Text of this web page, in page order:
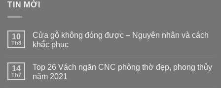
TIN MỚI
10
Th8
Cửa gỗ không đóng được – Nguyên nhân và cách
khắc phục
bình
luận
ở
14
Th7
Top 26 Vách ngăn CNC phòng thờ đẹp, phong thủy
năm 2021